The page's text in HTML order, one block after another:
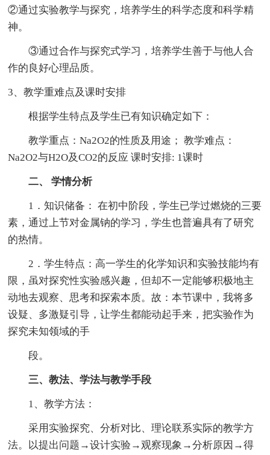
②通过实验教学与探究，培养学生的科学态度和科学精
神。
③通过合作与探究式学习，培养学生善于与他人合
作的良好心理品质。
3、教学重难点及课时安排
根据学生特点及学生已有知识确定如下：
教学重点：Na2O2的性质及用途； 教学难点：
Na2O2与H2O及CO2的反应 课时安排: 1课时
二、 学情分析
1．知识储备： 在初中阶段，学生已学过燃烧的三要
素，通过上节对金属钠的学习，学生也普遍具有了研究
的热情。
2．学生特点：高一学生的化学知识和实验技能均有
限，虽对探究性实验感兴趣，但却不一定能够积极地主
动地去观察、思考和探索本质。故：本节课中，我将多
设疑、多激疑引导，让学生都能动起手来，把实验作为
探究未知领域的手
段。
三、教法、学法与教学手段
1、教学方法：
采用实验探究、分析对比、理论联系实际的教学方
法。以提出问题→设计实验→观察现象→分析原因→得